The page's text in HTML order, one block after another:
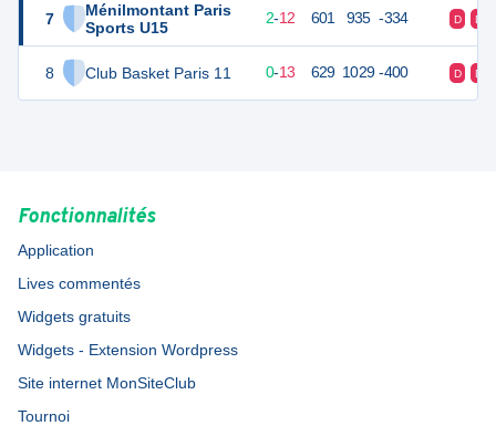
7
Ménilmontant Paris
Sports U15
8 Club Basket Paris 11
16 14 2-12 601 935 -334 D D
13 0-13 629 1029 -400 D D
Fonctionnalités
Application
Lives commentés
Widgets gratuits
Widgets - Extension Wordpress
Site internet MonSiteClub
Tournoi